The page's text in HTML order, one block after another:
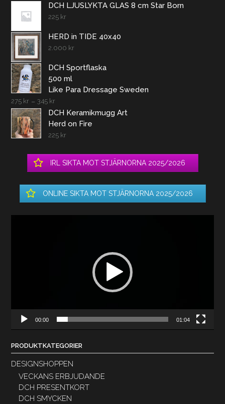
DCH LJUSLYKTA GLAS 8 cm Star Born
225 kr
HERD in TIDE 40x40
2.000 kr
DCH Sportflaska
500 ml
Like Para Dressage Sweden
275 kr – 345 kr
DCH Keramikmugg Art
Herd on Fire
225 kr
IRL SIKTA MOT STJÄRNORNA 2025/2026
ONLINE SIKTA MOT STJÄRNORNA 2025/2026
00:00 01:04
PRODUKTKATEGORIER
DESIGNSHOPPEN
VECKANS ERBJUDANDE
DCH PRESENTKORT
DCH SMYCKEN